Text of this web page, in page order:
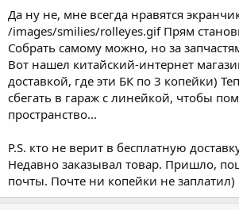
Да ну не, мне всегда нравятся
/images/smilies/rolleyes.gif Прям
Собрать самому можно, но за
Вот нашел китайский-интернет
доставкой, где эти БК по 3 копейки)
сбегать в гараж с линейкой, чтобы
пространство...
P.S. кто не верит в бесплатную
Недавно заказывал товар. Пришло,
почты. Почте ни копейки не заплатил)